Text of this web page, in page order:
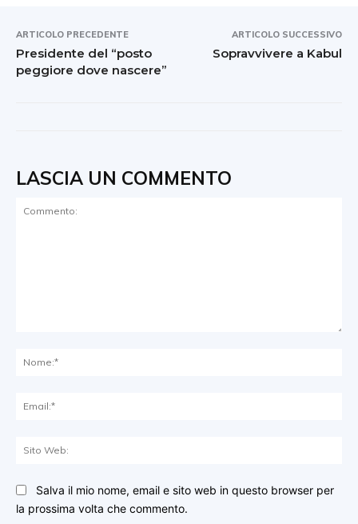
ARTICOLO PRECEDENTE
Presidente del “posto
peggiore dove nascere”
ARTICOLO SUCCESSIVO
Sopravvivere a Kabul
LASCIA UN COMMENTO
Salva il mio nome, email e sito web in questo browser per
la prossima volta che commento.